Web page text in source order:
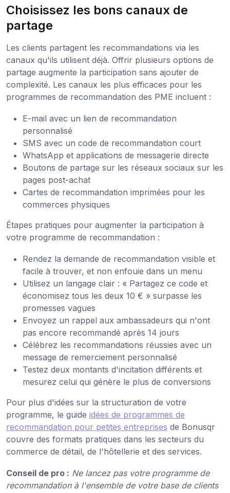
Choisissez les bons canaux de
partage
Les clients partagent les recommandations via les
canaux qu'ils utilisent déjà. Offrir plusieurs options de
partage augmente la participation sans ajouter de
complexité. Les canaux les plus efficaces pour les
programmes de recommandation des PME incluent :
E-mail avec un lien de recommandation
personnalisé
SMS avec un code de recommandation court
WhatsApp et applications de messagerie directe
Boutons de partage sur les réseaux sociaux sur les
pages post-achat
Cartes de recommandation imprimées pour les
commerces physiques
Étapes pratiques pour augmenter la participation à
votre programme de recommandation :
Rendez la demande de recommandation visible et
facile à trouver, et non enfouie dans un menu
Utilisez un langage clair : « Partagez ce code et
économisez tous les deux 10 € » surpasse les
promesses vagues
Envoyez un rappel aux ambassadeurs qui n'ont
pas encore recommandé après 14 jours
Célébrez les recommandations réussies avec un
message de remerciement personnalisé
Testez deux montants d'incitation différents et
mesurez celui qui génère le plus de conversions
Pour plus d'idées sur la structuration de votre
programme, le guide idées de programmes de
recommandation pour petites entreprises de Bonusqr
couvre des formats pratiques dans les secteurs du
commerce de détail, de l'hôtellerie et des services.
Conseil de pro : Ne lancez pas votre programme de
recommandation à l'ensemble de votre base de clients